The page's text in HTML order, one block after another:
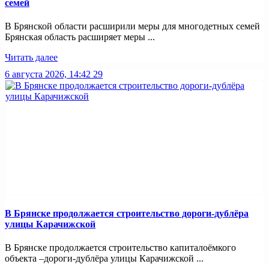
семей
В Брянской области расширили меры для многодетных семей
Брянская область расширяет меры ...
Читать далее
6 августа 2026, 14:42 29
В Брянске продолжается строительство дороги-дублёра
улицы Карачижской
В Брянске продолжается строительство капиталоёмкого
объекта –дороги-дублёра улицы Карачижской ...